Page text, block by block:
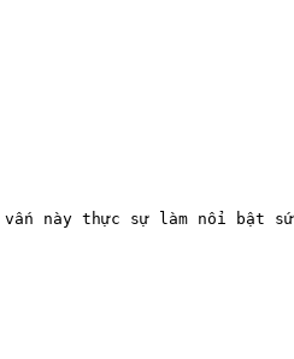
vấn này thực sự làm nổi bật